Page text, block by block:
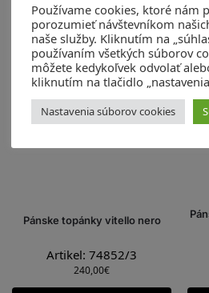
Pánske topánky vitello nero
Artikel: 74852/3
240,00€
Používame cookies, ktoré nám
porozumieť návštevníkom
naše služby. Kliknutím na
používaním všetkých súborov
môžete kedykoľvek odvolať
kliknutím na tlačidlo
Nastavenia súborov cookies